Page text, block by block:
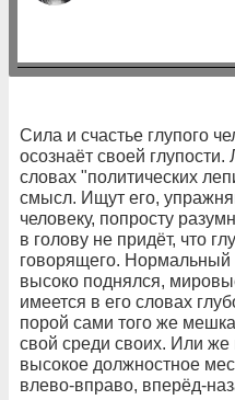
Сила и счастье глупого
осознаёт своей
словах "политических
смысл. Ищут его,
человеку, попросту
в голову не придёт, что
говорящего. Нормальный
высоко поднялся,
имеется в его словах
порой сами того же
свой среди своих. Или
высокое должностное
влево-вправо, вперёд-